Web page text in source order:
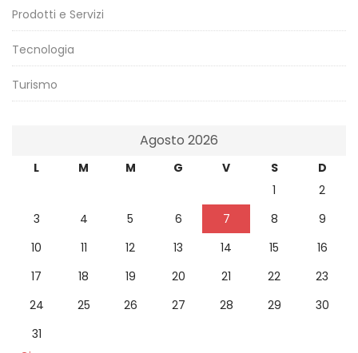
Prodotti e Servizi
Tecnologia
Turismo
Agosto 2026
L M M G V S
D
1
2
3
4 5 6 7 8
9
10
11 12 13 14 15
16
17
18 19 20 21 22
23
24
25 26 27 28 29
30
31